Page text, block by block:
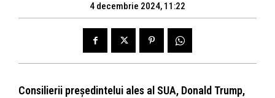
4 decembrie 2024, 11:22
Consilierii președintelui ales al SUA, Donald Trump,